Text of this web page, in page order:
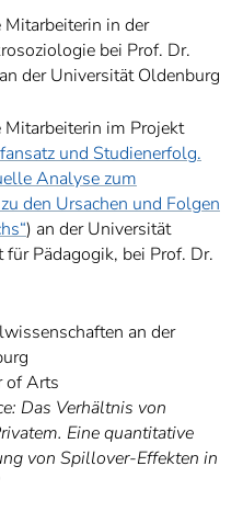
zur
in der
bei Prof. Dr.
der Universität Oldenburg
im Projekt
und Studienerfolg.
Analyse zum
den Ursachen und Folgen
) an der Universität
Pädagogik, bei Prof. Dr.
an der
of Arts
Das Verhältnis von
Eine quantitative
von Spillover-Effekten in